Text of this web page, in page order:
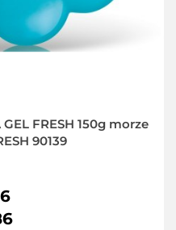
FRESH 150g morze
90139